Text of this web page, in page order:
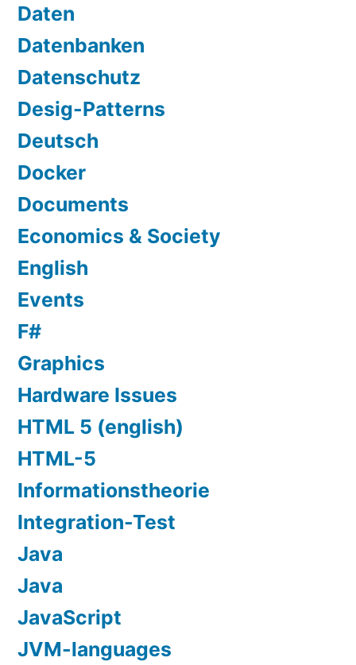
Daten
Datenbanken
Datenschutz
Desig-Patterns
Deutsch
Docker
Documents
Economics & Society
English
Events
F#
Graphics
Hardware Issues
HTML 5 (english)
HTML-5
Informationstheorie
Integration-Test
Java
Java
JavaScript
JVM-languages